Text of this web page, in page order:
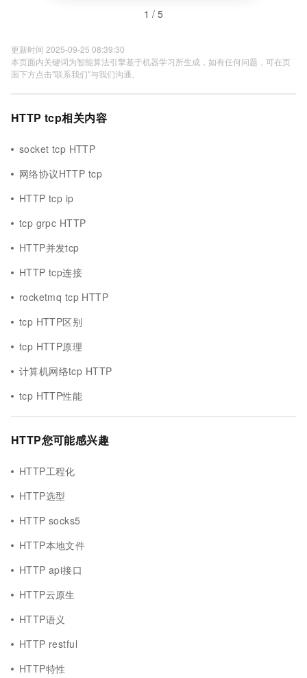
1 / 5
更新时间 2025-09-25 08:39:30
本页面内关键词为智能算法引擎基于机器学习所生成，如有任何问题，可在页
面下方点击"联系我们"与我们沟通。
HTTP tcp相关内容
socket tcp HTTP
网络协议HTTP tcp
HTTP tcp ip
tcp grpc HTTP
HTTP并发tcp
HTTP tcp连接
rocketmq tcp HTTP
tcp HTTP区别
tcp HTTP原理
计算机网络tcp HTTP
tcp HTTP性能
HTTP您可能感兴趣
HTTP工程化
HTTP选型
HTTP socks5
HTTP本地文件
HTTP api接口
HTTP云原生
HTTP语义
HTTP restful
HTTP特性